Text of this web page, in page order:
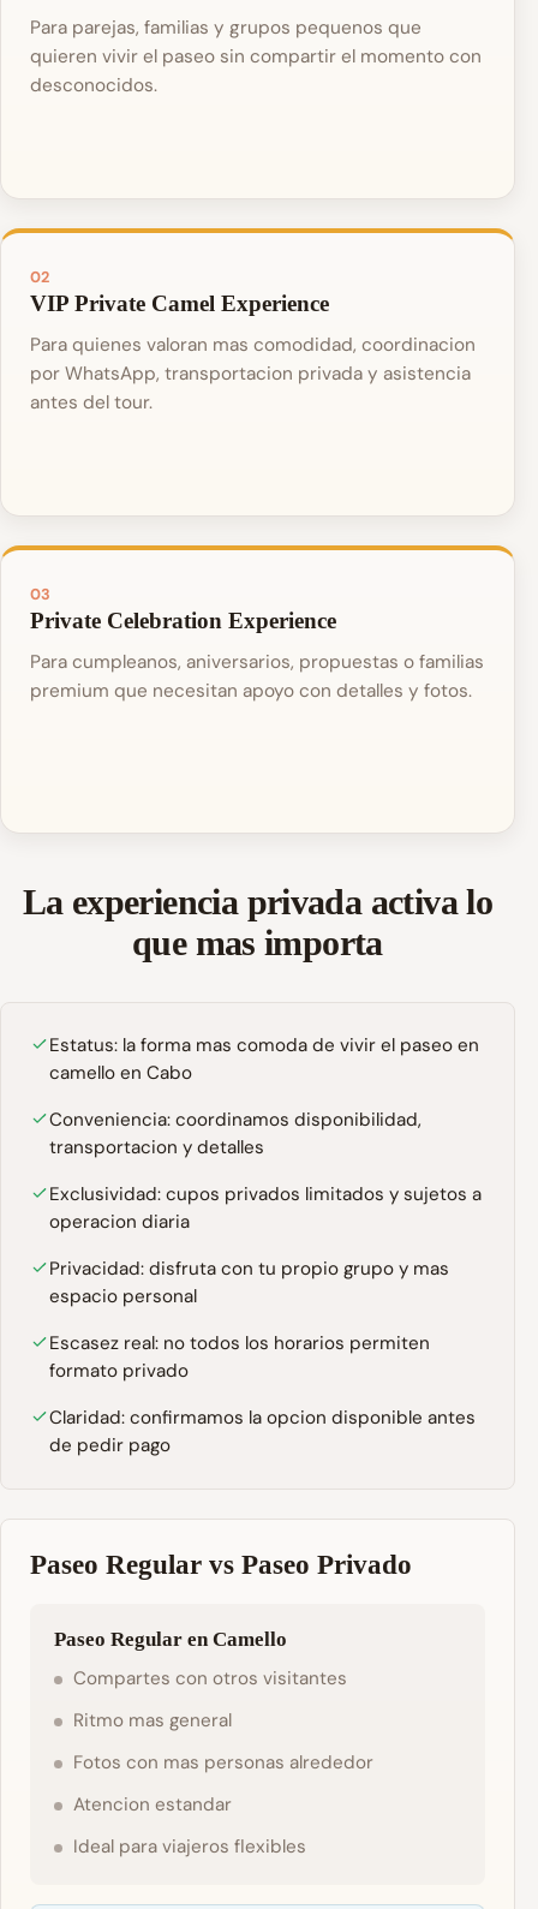
Para parejas, familias y grupos pequenos que
quieren vivir el paseo sin compartir el momento con
desconocidos.
02
VIP Private Camel Experience
Para quienes valoran mas comodidad, coordinacion
por WhatsApp, transportacion privada y asistencia
antes del tour.
03
Private Celebration Experience
Para cumpleanos, aniversarios, propuestas o familias
premium que necesitan apoyo con detalles y fotos.
La experiencia privada activa lo
que mas importa
Estatus: la forma mas comoda de vivir el paseo en
camello en Cabo
Conveniencia: coordinamos disponibilidad,
transportacion y detalles
Exclusividad: cupos privados limitados y sujetos a
operacion diaria
Privacidad: disfruta con tu propio grupo y mas
espacio personal
Escasez real: no todos los horarios permiten
formato privado
Claridad: confirmamos la opcion disponible antes
de pedir pago
Paseo Regular vs Paseo Privado
Paseo Regular en Camello
Compartes con otros visitantes
Ritmo mas general
Fotos con mas personas alrededor
Atencion estandar
Ideal para viajeros flexibles